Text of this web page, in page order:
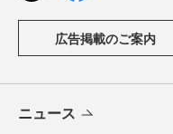
広告掲載のご案内
ニュース